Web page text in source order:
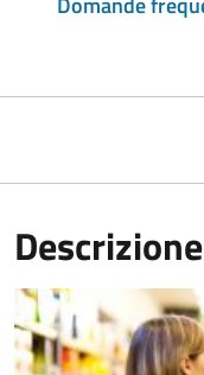
Descrizione